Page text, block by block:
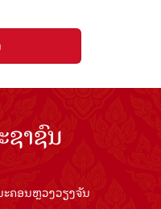
າຊົນ
ຄອນຫຼວງວຽງຈັນ